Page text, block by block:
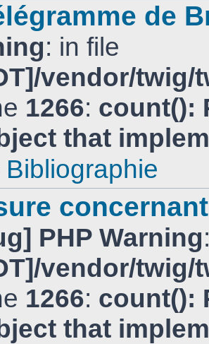
de
: in file
vendor/
1266: count():
that
Bibliographie
PHP Warning
vendor/
1266: count():
that